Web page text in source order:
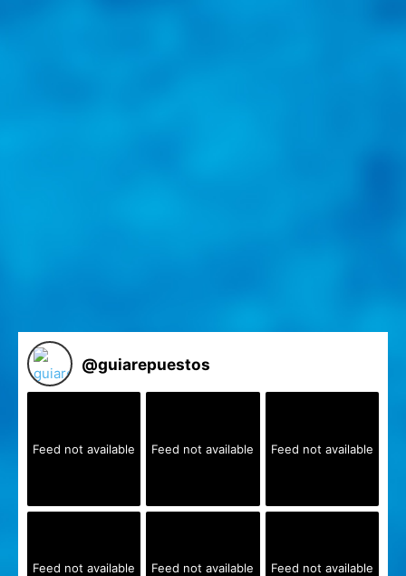
@guiarepuestos
Feed not available Feed not available Feed not available
Feed not available Feed not available Feed not available